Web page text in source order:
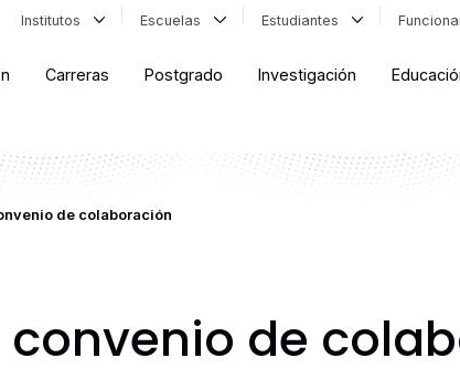
Institutos Escuelas Estudiantes
Carreras Postgrado Investigación
de colaboración
convenio de